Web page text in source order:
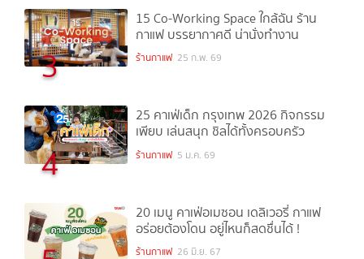
3
15 Co-Working Space ใกล้ฉัน ร้าน
กาแฟ บรรยากาศดี น่านั่งทำงาน
ร้านกาแฟ 25 ก.พ. 69
4
25 คาเฟ่เด็ก กรุงเทพ 2026 กิจกรรม
เพียบ เล่นสนุก ชิลได้ทั้งครอบครัว
ร้านกาแฟ 5 ม.ค. 69
20 เมนู คาเฟ่อเมซอน เดลิเวอรี่ กาแฟ
อร่อยต้องโดน อยู่ไหนก็สดชื่นได้ !
ร้านกาแฟ 26 มิ.ย. 67